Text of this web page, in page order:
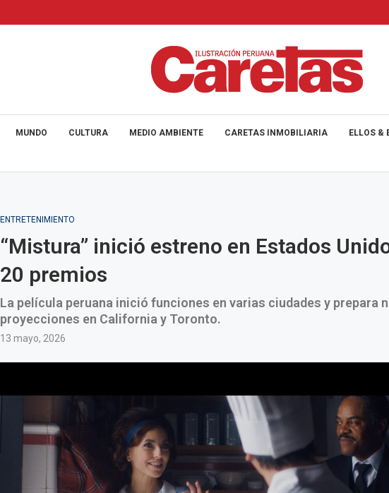
MUNDO CULTURA MEDIO AMBIENTE CARETAS INMOBILIARIA ELLOS &
ENTRETENIMIENTO
“Mistura” inició estreno en Estados
20 premios
La película peruana inició funciones en varias ciudades y prepara
proyecciones en California y Toronto.
13 mayo, 2026